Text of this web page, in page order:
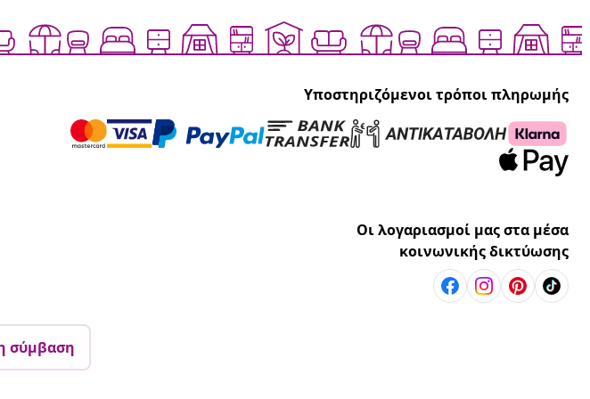
Υποστηριζόμενοι τρόποι πληρωμής
Οι λογαριασμοί μας στα μέσα
κοινωνικής δικτύωσης
σύμβαση